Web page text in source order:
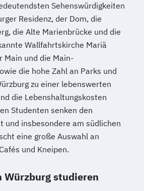
Sehenswürdigkeiten
Residenz, der Dom, die
die Alte Marienbrücke und die
Wallfahrtskirche Mariä
Main und die Main-
die hohe Zahl an Parks und
zu einer lebenswerten
die Lebenshaltungskosten
Studenten senken den
und insbesondere am südlichen
eine große Auswahl an
und Kneipen.
Würzburg studieren